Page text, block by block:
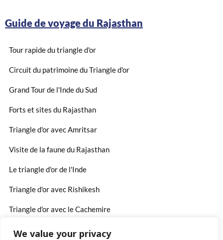
We value your privacy
Guide de voyage du Rajasthan
Tour rapide du triangle d'or
Circuit du patrimoine du Triangle d'or
Grand Tour de l'Inde du Sud
Forts et sites du Rajasthan
Triangle d'or avec Amritsar
Visite de la faune du Rajasthan
Le triangle d'or de l'Inde
Triangle d'or avec Rishikesh
Triangle d'or avec le Cachemire